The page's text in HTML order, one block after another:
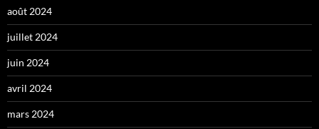
août 2024
juillet 2024
juin 2024
avril 2024
mars 2024